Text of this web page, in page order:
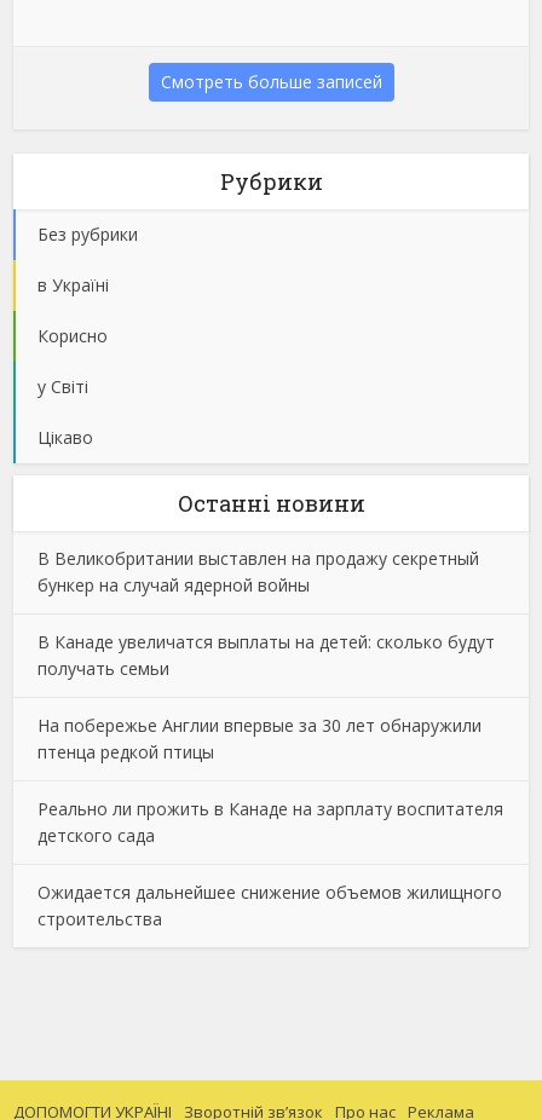
Смотреть больше записей
Рубрики
Без рубрики
в Україні
Корисно
у Світі
Цікаво
Останнi новини
В Великобритании выставлен на продажу секретный
бункер на случай ядерной войны
В Канаде увеличатся выплаты на детей: сколько будут
получать семьи
На побережье Англии впервые за 30 лет обнаружили
птенца редкой птицы
Реально ли прожить в Канаде на зарплату воспитателя
детского сада
Ожидается дальнейшее снижение объемов жилищного
строительства
ДОПОМОГТИ УКРАЇНІ Зворотній зв’язок Про нас Реклама